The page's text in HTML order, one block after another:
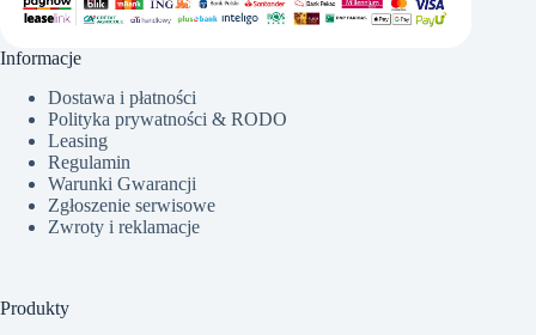
Informacje
Dostawa i płatności
Polityka prywatności & RODO
Leasing
Regulamin
Warunki Gwarancji
Zgłoszenie serwisowe
Zwroty i reklamacje
Produkty